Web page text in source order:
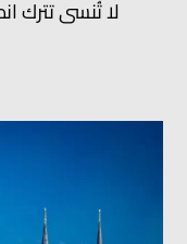
لا تُنسى تترك